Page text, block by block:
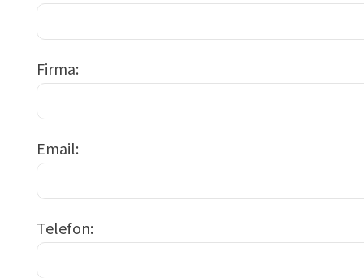
Firma
Email
Telefon